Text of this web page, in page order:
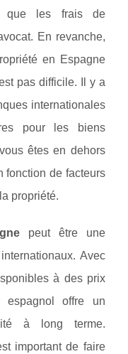
que les frais de
En revanche,
en Espagne
pas difficile. Il y a
internationales
pour les biens
êtes en dehors
fonction de facteurs
propriété.
peut être une
Avec
à des prix
espagnol offre un
à long terme.
important de faire